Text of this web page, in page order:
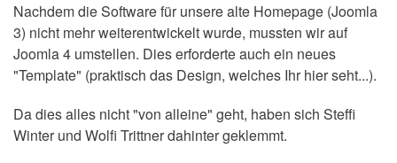
Nachdem die Software für unsere alte Homepage (Joomla
3) nicht mehr weiterentwickelt wurde, mussten wir auf
Joomla 4 umstellen. Dies erforderte auch ein neues
"Template" (praktisch das Design, welches Ihr hier seht...).
Da dies alles nicht "von alleine" geht, haben sich Steffi
Winter und Wolfi Trittner dahinter geklemmt.